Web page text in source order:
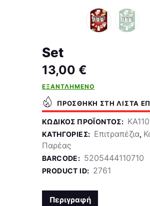
Set
13,00 €
ΕΞΑΝΤΛΗΜΈΝΟ
ΠΡΟΣΘΉΚΗ ΣΤΗ ΛΊΣΤΑ
ΚΩΔΙΚΌΣ ΠΡΟΪΌΝΤΟΣ:
ΚΑΤΗΓΟΡΊΕΣ: Επιτραπέζια,
Παρέας
BARCODE: 5205444110710
PRODUCT ID: 2761
Περιγραφή